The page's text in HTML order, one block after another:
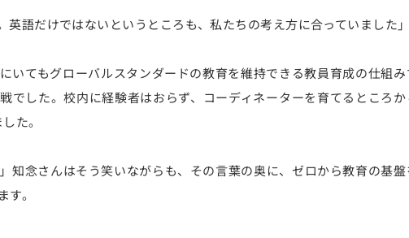
英語だけではないというところも、私たちの考え方に合っていました」
いてもグローバルスタンダードの教育を維持できる教員育成の仕組み
でした。校内に経験者はおらず、コーディネーターを育てるところか
た。
知念さんはそう笑いながらも、その言葉の奥に、ゼロから教育の基盤
。